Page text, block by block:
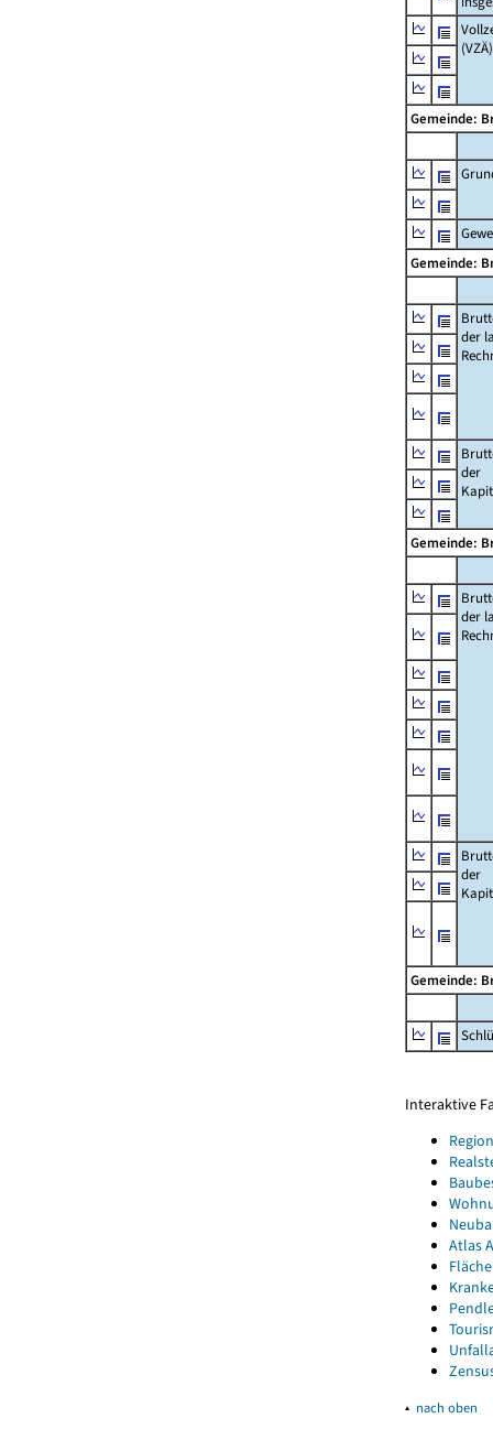
(VZÄ)
Gemeinde:
Gemeinde:
der
der
Gemeinde:
der
der
Gemeinde:
Interaktive
Atlas
▴ nach oben